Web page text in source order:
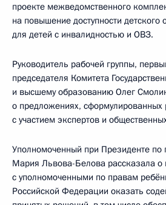
проекте межведомственного
на повышение доступности детского
для детей с инвалидностью и ОВЗ.
Руководитель рабочей группы,
председателя Комитета
и высшему образованию Олег
о предложениях, сформулированных
с участием экспертов и
Уполномоченный при Президенте по
Мария Львова-Белова рассказала о
с уполномоченными по правам
Российской Федерации оказать